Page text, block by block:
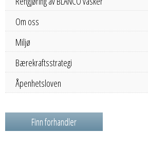
Om oss
Miljø
Bærekraftsstrategi
Åpenhetsloven
Finn forhandler